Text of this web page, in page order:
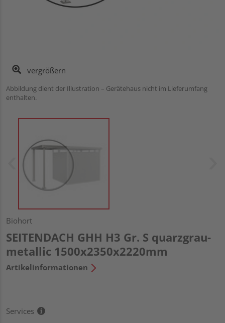
vergrößern
Abbildung dient der Illustration – Gerätehaus nicht im Lieferumfang
enthalten.
Biohort
SEITENDACH GHH H3 Gr. S quarzgrau-
metallic 1500x2350x2220mm
Artikelinformationen
Services